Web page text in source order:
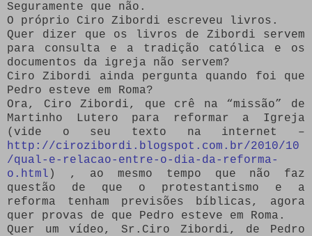
Seguramente que não.
O próprio Ciro Zibordi escreveu livros.
Quer dizer que os livros de Zibordi servem
para consulta e a tradição católica e os
documentos da igreja não servem?
Ciro Zibordi ainda pergunta quando foi que
Pedro esteve em Roma?
Ora, Ciro Zibordi, que crê na “missão” de
Martinho Lutero para reformar a Igreja
(vide o seu texto na internet –
http://cirozibordi.blogspot.com.br/2010/10
/qual-e-relacao-entre-o-dia-da-reforma-
o.html ) , ao mesmo tempo que não faz
questão de que o protestantismo e a
reforma tenham previsões bíblicas, agora
quer provas de que Pedro esteve em Roma.
Quer um vídeo, Sr.Ciro Zibordi, de Pedro